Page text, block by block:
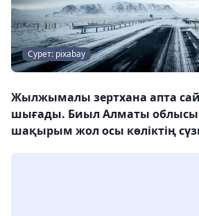
Сурет: pixabay
Жылжымалы зертхана апта
шығады. Биыл Алматы
шақырым жол осы көліктің